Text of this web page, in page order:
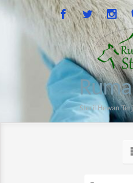
Steril Hewan